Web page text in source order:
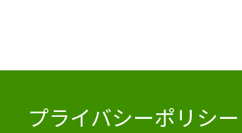
プライバシーポリシー